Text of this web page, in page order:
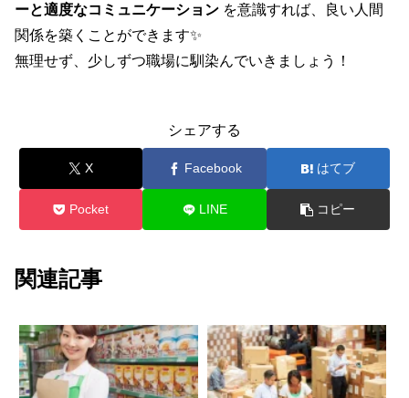
ーと適度なコミュニケーション を意識すれば、良い人間
関係を築くことができます✨
無理せず、少しずつ職場に馴染んでいきましょう！
シェアする
X Facebook はてブ
Pocket LINE コピー
関連記事